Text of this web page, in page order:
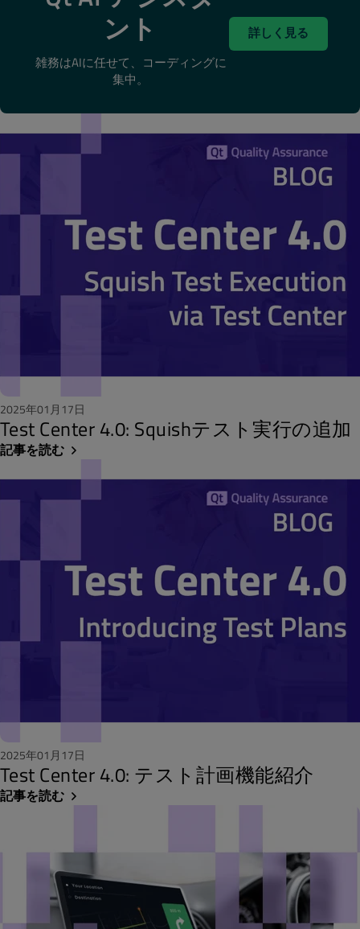
ント
雑務はAIに任せて、コーディングに
集中。
詳しく見る
2025年01月17日
Test Center 4.0: Squishテスト実行の追加
記事を読む
2025年01月17日
Test Center 4.0: テスト計画機能紹介
記事を読む